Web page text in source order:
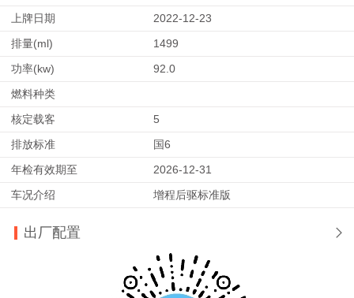
上牌日期
2022-12-23
排量(ml)
1499
功率(kw)
92.0
燃料种类
核定载客
5
排放标准
国6
年检有效期至
2026-12-31
车况介绍
增程后驱标准版
出厂配置 